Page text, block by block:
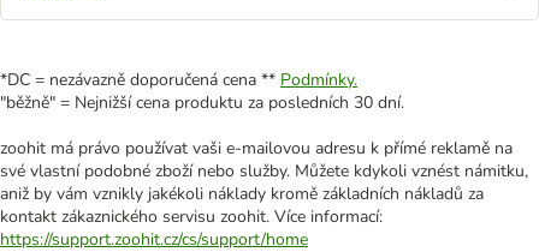
*DC = nezávazně doporučená cena ** Podmínky.
"běžně" = Nejnižší cena produktu za posledních 30 dní.
zoohit má právo používat vaši e-mailovou adresu k přímé reklamě na
své vlastní podobné zboží nebo služby. Můžete kdykoli vznést námitku,
aniž by vám vznikly jakékoli náklady kromě základních nákladů za
kontakt zákaznického servisu zoohit. Více informací:
https://support.zoohit.cz/cs/support/home